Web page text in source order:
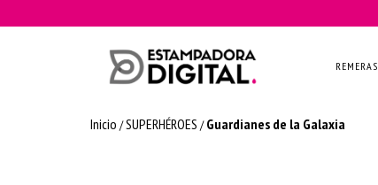
REMERAS
Inicio /SUPERHÉROES / Guardianes de la Galaxia